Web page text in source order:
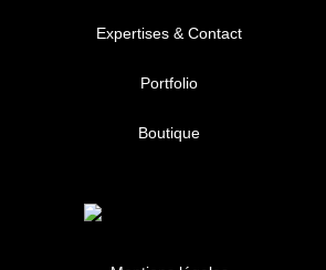
Expertises & Contact
Portfolio
Boutique